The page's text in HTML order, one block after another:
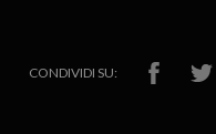
CONDIVIDI SU: